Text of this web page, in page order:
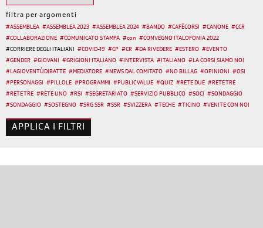
filtra per argomenti
#ASSEMBLEA #ASSEMBLEA 2023 #ASSEMBLEA 2024 #BANDO #CAFÈCORSI #CANONE #CCR
#COLLABORAZIONE #COMUNICATO STAMPA #con #CONVEGNO ITALOFONIA 2022
#CORRIERE DEGLI ITALIANI #COVID-19 #CP #CR #DA RIVEDERE #ESTERO #EVENTO
#GENDER #GIOVANI #GRIGIONI ITALIANO #INTERVISTA #ITALIANO #LA CORSI SIAMO NOI
#LAGIOVENTÙDIBATTE #MEDIATORE #NEWS DAL COMITATO #NO BILLAG #OPINIONI #OSI
#PERSONAGGI #PILLOLE #PROGRAMMI #PUBLIC VALUE #QUIZ #RETE DUE #RETE TRE
#RETE TRE #RETE UNO #RSI #SEGRETARIATO #SERVIZIO PUBBLICO #SOCI #SONDAGGIO
#SONDAGGIO #SOSTEGNO #SRG SSR #SSR #SVIZZERA # TECHE # TICINO #VENITE CON NOI